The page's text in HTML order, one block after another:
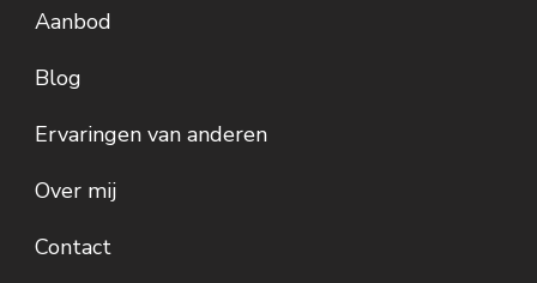
Aanbod
Blog
Ervaringen van anderen
Over mij
Contact